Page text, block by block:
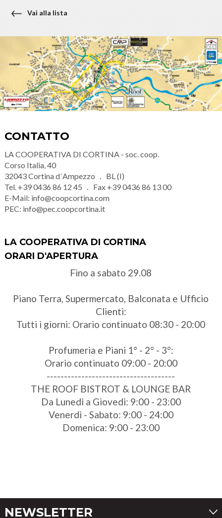
Vai alla lista
CONTATTO
LA COOPERATIVA DI CORTINA - soc. coop.
Corso Italia, 40
32043Cortina d´Ampezzo
BL (I)
Tel. +39 0436 86 12 45 Fax +39 0436 86 13 00
E-Mail: info@coopcortina.com
PEC: info@pec.coopcortina.it
LA COOPERATIVA DI CORTINA
ORARI D'APERTURA
Fino a sabato 29.08
Piano Terra, Supermercato, Balconata e Ufficio
Clienti:
Tutti i giorni: Orario continuato 08:30 - 20:00
Profumeria e Piani 1° - 2° - 3°:
Orario continuato 09:00 - 20:00
-------------------------------------
THE ROOF BISTROT & LOUNGE BAR
Da Lunedì a Giovedì: 9:00 - 23:00
Venerdì - Sabato: 9:00 - 24:00
Domenica: 9:00 - 23:00
NEWSLETTER